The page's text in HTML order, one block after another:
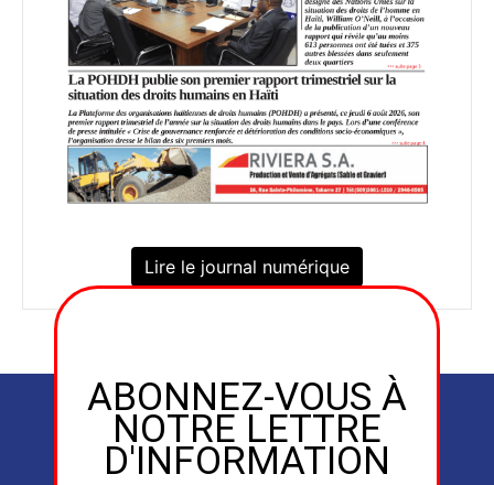
Lire le journal numérique
ABONNEZ-VOUS À
NOTRE LETTRE
D'INFORMATION